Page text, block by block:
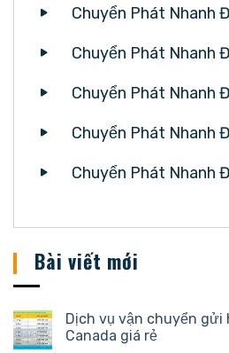
Chuyển Phát Nhanh
Chuyển Phát Nhanh
Chuyển Phát Nhanh
Chuyển Phát Nhanh
Chuyển Phát Nhanh
Bài viết mới
Dịch vụ vận chuyển gửi
Canada giá rẻ